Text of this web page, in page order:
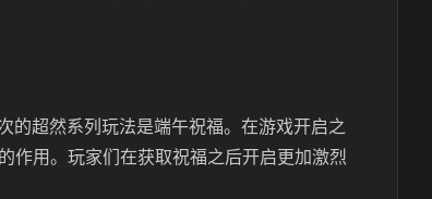
的超然系列玩法是端午祝福。在游戏开启之
作用。玩家们在获取祝福之后开启更加激烈